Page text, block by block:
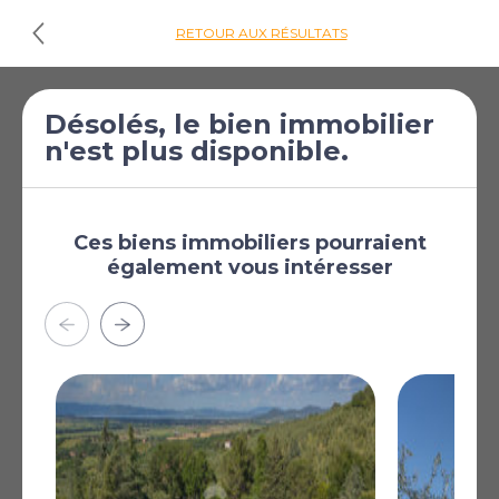
RETOUR AUX RÉSULTATS
Cliquez ici pour
les plans d'étages
campagne de 4
chambres à vendre
à Città di Castello
Città di Castello,
[£565 857]
En conduisant le long d'une route de campagne
pittoresque d'environ un kilomètre de long, nous
trouvons cette charmante ferme datant du XVIIe
siècle, située dans une position privée, panoramique et
dominante, immergée dans les collines verdoyantes de
Désolés, le bien immobilier
n'est plus disponible.
Ces biens immobiliers pourraient
également vous intéresser